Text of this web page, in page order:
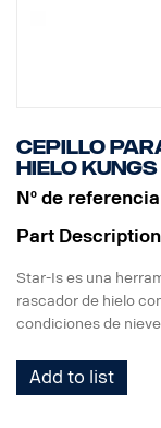
Cepillo
hielo
Nº de
Part
Star-Is es una
rascador de hielo
condiciones de
El cabezal del
que despeja y
Add to list